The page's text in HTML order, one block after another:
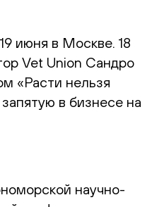
июня в Москве. 18
Vet Union Сандро
«Расти нельзя
в бизнесе на
научно-